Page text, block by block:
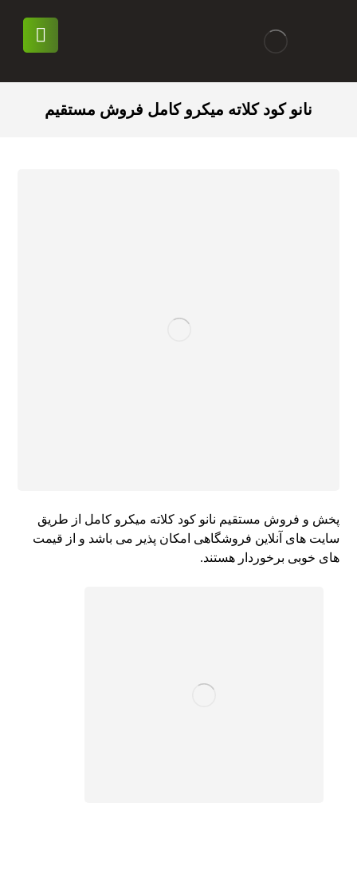
نانو کود کلاته میکرو کامل فروش مستقیم
پخش و فروش مستقیم نانو کود کلاته میکرو کامل از طریق
سایت های آنلاین فروشگاهی امکان پذیر می باشد و از قیمت
های خوبی برخوردار هستند.